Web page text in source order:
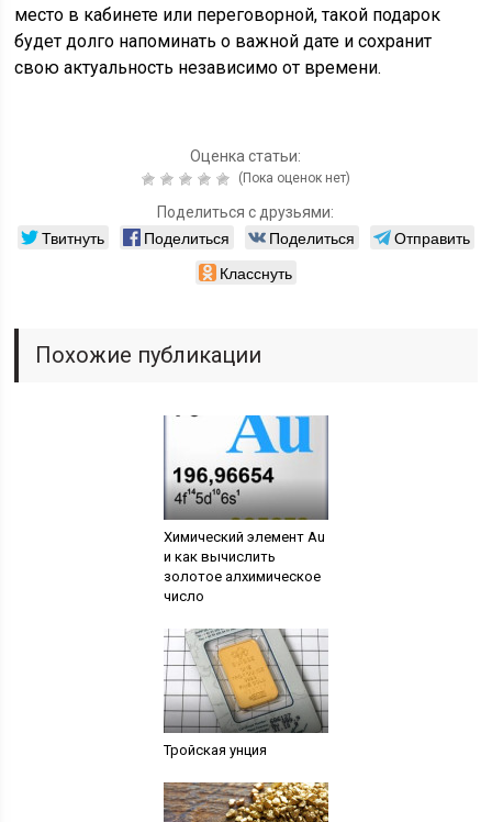
место в кабинете или переговорной, такой подарок
будет долго напоминать о важной дате и сохранит
свою актуальность независимо от времени.
Оценка статьи:
(Пока оценок нет)
Поделиться с друзьями:
Твитнуть Поделиться Поделиться
Отправить
Класснуть
Похожие публикации
Химический элемент Au
и как вычислить
золотое алхимическое
число
Тройская унция